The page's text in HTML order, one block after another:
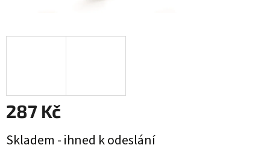
287 Kč
cena:
Skladem - ihned k odeslání